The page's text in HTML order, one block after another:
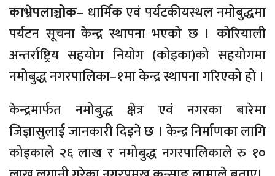
काभ्रेपलाञ्चोक– धार्मिक एवं पर्यटकीयस्थल नमोबुद्धमा
पर्यटन सूचना केन्द्र स्थापना भएको छ । कोरियाली
अन्तर्राष्ट्रिय सहयोग नियोग (कोइका)को सहयोगमा
नमोबुद्ध नगरपालिका–१मा केन्द्र स्थापना गरिएको हो ।
केन्द्रमार्फत नमोबुद्ध क्षेत्र एवं नगरका बारेमा
जिज्ञासुलाई जानकारी दिइने छ । केन्द्र निर्माणका लागि
कोइकाले २६ लाख र नमोबुद्ध नगरपालिकाले रु १०